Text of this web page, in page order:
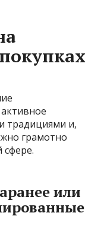
традициями и,
грамотно
сфере.
или